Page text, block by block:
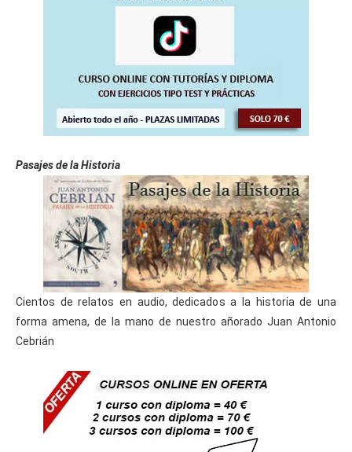
Pasajes de la Historia
Cientos de relatos en audio, dedicados a la historia de una
forma amena, de la mano de nuestro añorado Juan Antonio
Cebrián